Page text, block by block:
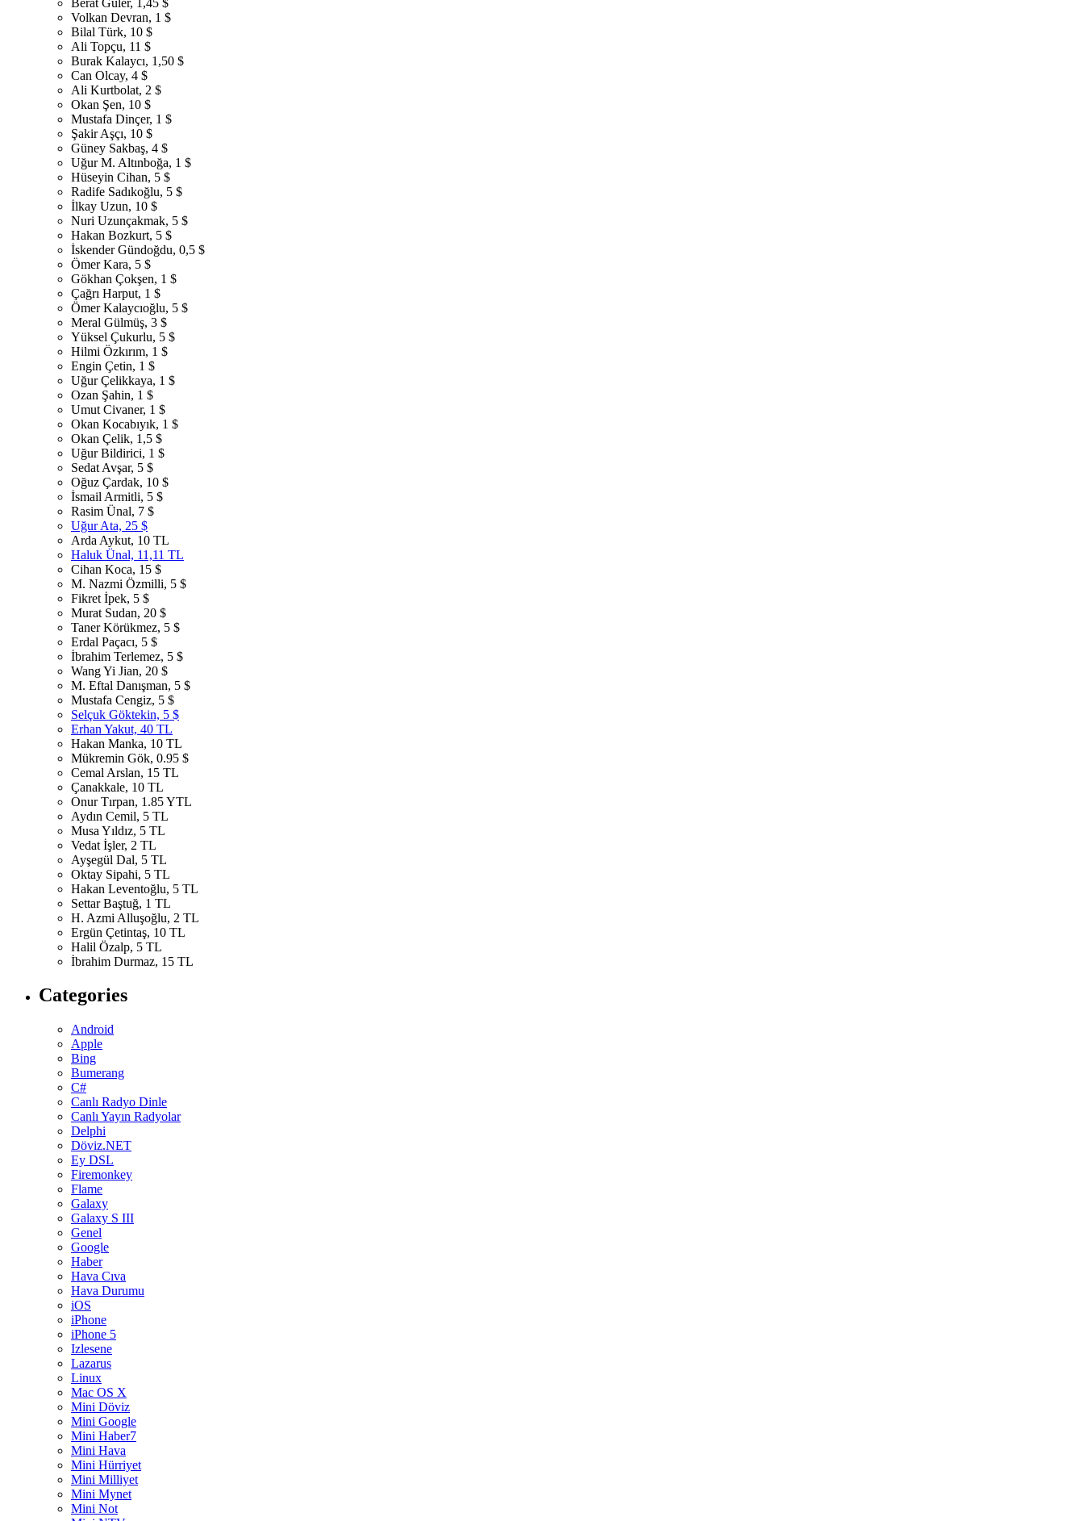
Volkan Devran, 1 $
Bilal Türk, 10 $
Ali Topçu, 11 $
Burak Kalaycı, 1,50 $
Can Olcay, 4 $
Ali Kurtbolat, 2 $
Okan Şen, 10 $
Mustafa Dinçer, 1 $
Şakir Aşçı, 10 $
Güney Sakbaş, 4 $
Uğur M. Altınboğa, 1 $
Hüseyin Cihan, 5 $
Radife Sadıkoğlu, 5 $
İlkay Uzun, 10 $
Nuri Uzunçakmak, 5 $
Hakan Bozkurt, 5 $
İskender Gündoğdu, 0,5 $
Ömer Kara, 5 $
Gökhan Çokşen, 1 $
Çağrı Harput, 1 $
Ömer Kalaycıoğlu, 5 $
Meral Gülmüş, 3 $
Yüksel Çukurlu, 5 $
Hilmi Özkırım, 1 $
Engin Çetin, 1 $
Uğur Çelikkaya, 1 $
Ozan Şahin, 1 $
Umut Civaner, 1 $
Okan Kocabıyık, 1 $
Okan Çelik, 1,5 $
Uğur Bildirici, 1 $
Sedat Avşar, 5 $
Oğuz Çardak, 10 $
İsmail Armitli, 5 $
Rasim Ünal, 7 $
Uğur Ata, 25 $
Arda Aykut, 10 TL
Haluk Ünal, 11,11 TL
Cihan Koca, 15 $
M. Nazmi Özmilli, 5 $
Fikret İpek, 5 $
Murat Sudan, 20 $
Taner Körükmez, 5 $
Erdal Paçacı, 5 $
İbrahim Terlemez, 5 $
Wang Yi Jian, 20 $
M. Eftal Danışman, 5 $
Mustafa Cengiz, 5 $
Selçuk Göktekin, 5 $
Erhan Yakut, 40 TL
Hakan Manka, 10 TL
Mükremin Gök, 0.95 $
Cemal Arslan, 15 TL
Çanakkale, 10 TL
Onur Tırpan, 1.85 YTL
Aydın Cemil, 5 TL
Musa Yıldız, 5 TL
Vedat İşler, 2 TL
Ayşegül Dal, 5 TL
Oktay Sipahi, 5 TL
Hakan Leventoğlu, 5 TL
Settar Baştuğ, 1 TL
H. Azmi Alluşoğlu, 2 TL
Ergün Çetintaş, 10 TL
Halil Özalp, 5 TL
İbrahim Durmaz, 15 TL
Categories
Android
Apple
Bing
Bumerang
C#
Canlı Radyo Dinle
Canlı Yayın Radyolar
Delphi
Döviz.NET
Ey DSL
Firemonkey
Flame
Galaxy
Galaxy S III
Genel
Google
Haber
Hava Cıva
Hava Durumu
iOS
iPhone
iPhone 5
Izlesene
Lazarus
Linux
Mac OS X
Mini Döviz
Mini Google
Mini Haber7
Mini Hava
Mini Hürriyet
Mini Milliyet
Mini Mynet
Mini Not